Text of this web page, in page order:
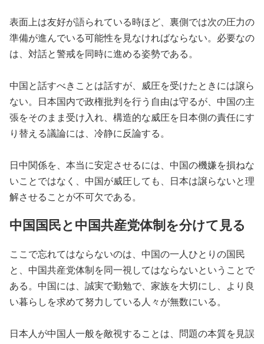
表面上は友好が語られている時ほど、裏側では次の圧力の
準備が進んでいる可能性を見なければならない。必要なの
は、対話と警戒を同時に進める姿勢である。
中国と話すべきことは話すが、威圧を受けたときには譲ら
ない。日本国内で政権批判を行う自由は守るが、中国の主
張をそのまま受け入れ、構造的な威圧を日本側の責任にす
り替える議論には、冷静に反論する。
日中関係を、本当に安定させるには、中国の機嫌を損ねな
いことではなく、中国が威圧しても、日本は譲らないと理
解させることが不可欠である。
中国国民と中国共産党体制を分けて見る
ここで忘れてはならないのは、中国の一人ひとりの国民
と、中国共産党体制を同一視してはならないということで
ある。中国には、誠実で勤勉で、家族を大切にし、より良
い暮らしを求めて努力している人々が無数にいる。
日本人が中国人一般を敵視することは、問題の本質を見誤